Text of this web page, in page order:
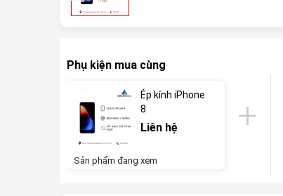
Phụ kiện mua cùng
Ép kính iPhone
8
Liên hệ
Sản phẩm đang xem